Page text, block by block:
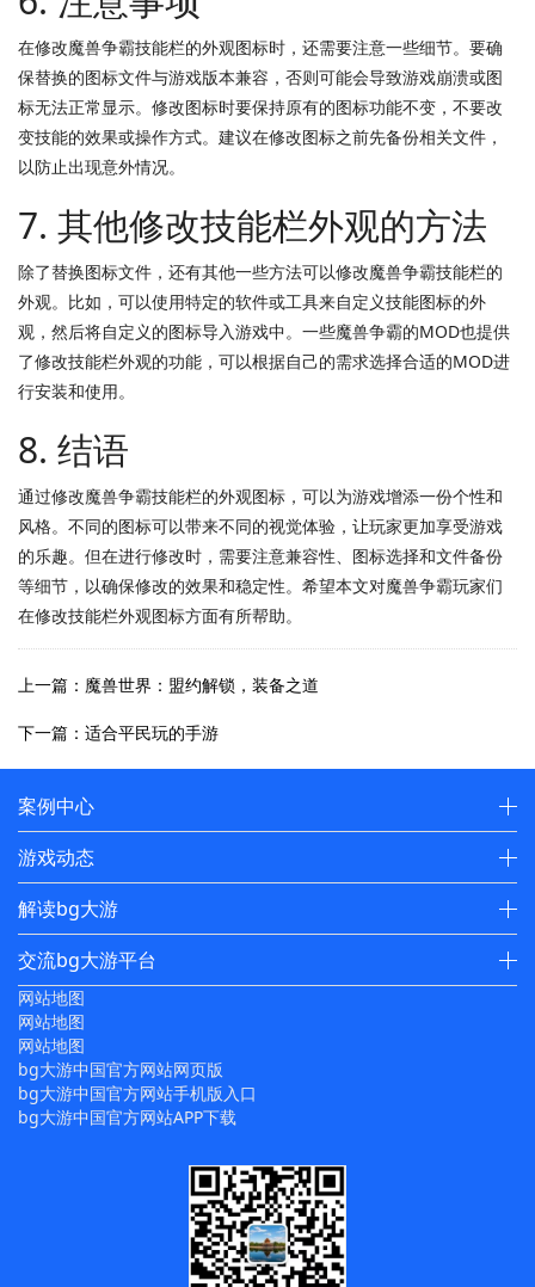
在修改魔兽争霸技能栏的外观图标时，还需要注意一些细节。要确
保替换的图标文件与游戏版本兼容，否则可能会导致游戏崩溃或图
标无法正常显示。修改图标时要保持原有的图标功能不变，不要改
变技能的效果或操作方式。建议在修改图标之前先备份相关文件，
以防止出现意外情况。
7. 其他修改技能栏外观的方法
除了替换图标文件，还有其他一些方法可以修改魔兽争霸技能栏的
外观。比如，可以使用特定的软件或工具来自定义技能图标的外
观，然后将自定义的图标导入游戏中。一些魔兽争霸的MOD也提供
了修改技能栏外观的功能，可以根据自己的需求选择合适的MOD进
行安装和使用。
8. 结语
通过修改魔兽争霸技能栏的外观图标，可以为游戏增添一份个性和
风格。不同的图标可以带来不同的视觉体验，让玩家更加享受游戏
的乐趣。但在进行修改时，需要注意兼容性、图标选择和文件备份
等细节，以确保修改的效果和稳定性。希望本文对魔兽争霸玩家们
在修改技能栏外观图标方面有所帮助。
上一篇：魔兽世界：盟约解锁，装备之道
下一篇：适合平民玩的手游
案例中心
游戏动态
解读bg大游
交流bg大游平台
网站地图
网站地图
网站地图
bg大游中国官方网站网页版
bg大游中国官方网站手机版入口
bg大游中国官方网站APP下载